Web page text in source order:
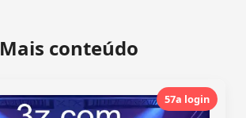
Mais conteúdo
57a login